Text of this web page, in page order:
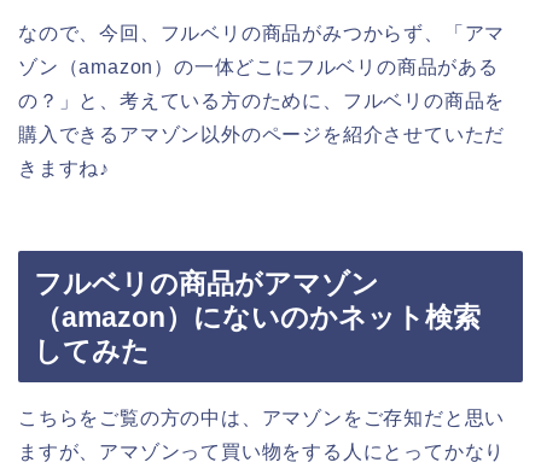
なので、今回、フルベリの商品がみつからず、「アマ
ゾン（amazon）の一体どこにフルベリの商品がある
の？」と、考えている方のために、フルベリの商品を
購入できるアマゾン以外のページを紹介させていただ
きますね♪
フルベリの商品がアマゾン
（amazon）にないのかネット検索
してみた
こちらをご覧の方の中は、アマゾンをご存知だと思い
ますが、アマゾンって買い物をする人にとってかなり